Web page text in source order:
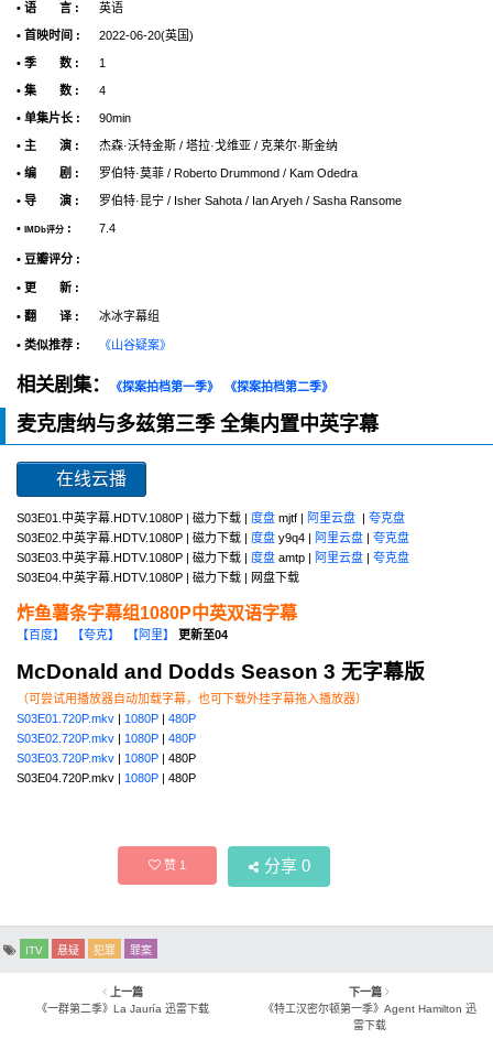
• 语 言 : 英语
• 首映时间 : 2022-06-20(英国)
• 季 数 : 1
• 集 数 : 4
• 单集片长 : 90min
• 主 演 : 杰森·沃特金斯 / 塔拉·戈维亚 / 克莱尔·斯金纳
• 编 剧 : 罗伯特·莫菲 / Roberto Drummond / Kam Odedra
• 导 演 : 罗伯特·昆宁 / Isher Sahota / Ian Aryeh / Sasha Ransome
• IMDb评分 : 7.4
• 豆瓣评分 :
• 更 新 :
• 翻 译 : 冰冰字幕组
• 类似推荐 : 《山谷疑案》
相关剧集： 《探案拍档第一季》 《探案拍档第二季》
麦克唐纳与多兹第三季 全集内置中英字幕
在线云播
S03E01.中英字幕.HDTV.1080P | 磁力下载 | 度盘 mjtf | 阿里云盘
夸克盘
S03E02.中英字幕.HDTV.1080P | 磁力下载 | 度盘 y9q4 | 阿里云盘
夸克盘
S03E03.中英字幕.HDTV.1080P | 磁力下载 | 度盘 amtp | 阿里云盘
夸克盘
S03E04.中英字幕.HDTV.1080P | 磁力下载 | 网盘下载
炸鱼薯条字幕组1080P中英双语字幕
【百度】 【夸克】 【阿里】 更新至04
McDonald and Dodds Season 3 无字幕版
（可尝试用播放器自动加载字幕，也可下载外挂字幕拖入播放器）
S03E01.720P.mkv
1080P
480P
S03E02.720P.mkv
1080P
480P
S03E03.720P.mkv
1080P | 480P
S03E04.720P.mkv | 1080P | 480P
赞1 分享 0
ITV 悬疑 犯罪 罪案
上一篇
《一群第二季》La Jauría 迅雷下载
下一篇
《特工汉密尔顿第一季》Agent Hamilton 迅
雷下载